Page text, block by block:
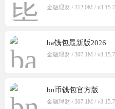
金融理财 / 312.0M / v3.15.7
ba钱包最新版2026
金融理财 / 307.1M / v3.15.7
bn币钱包官方版
金融理财 / 307.1M / v3.15.7